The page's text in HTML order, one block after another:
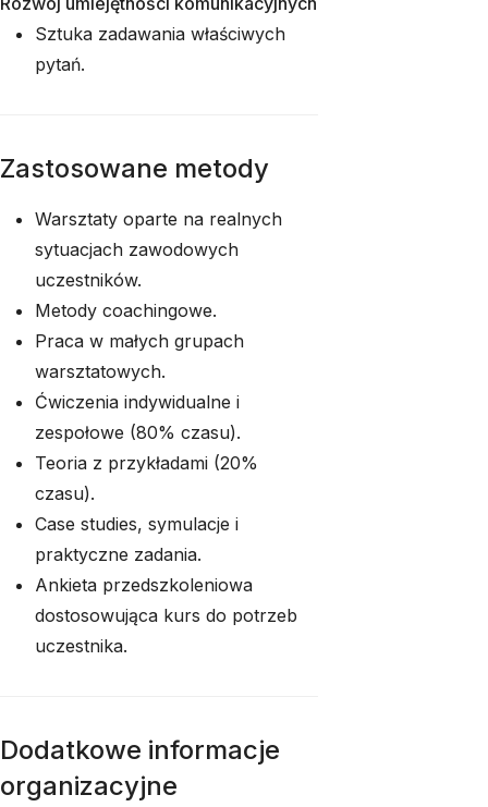
Sztuka zadawania właściwych
pytań.
Zastosowane metody
Warsztaty oparte na realnych
sytuacjach zawodowych
uczestników.
Metody coachingowe.
Praca w małych grupach
warsztatowych.
Ćwiczenia indywidualne i
zespołowe (80% czasu).
Teoria z przykładami (20%
czasu).
Case studies, symulacje i
praktyczne zadania.
Ankieta przedszkoleniowa
dostosowująca kurs do potrzeb
uczestnika.
Dodatkowe informacje
organizacyjne